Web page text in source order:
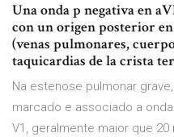
Una onda p negativa en
con un origen posterior
(venas pulmonares,
taquicardias de la crista
Na estenose pulmonar
marcado e associado a
V1, geralmente maior que